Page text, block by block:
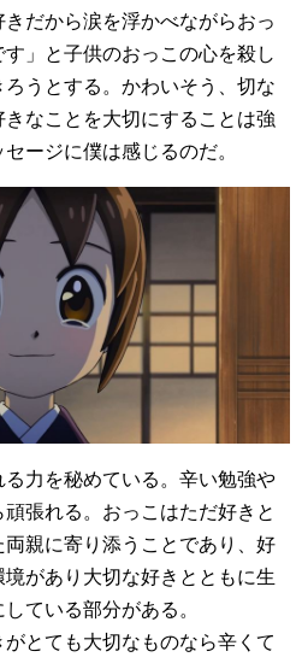
だから涙を浮かべながらおっ
」と子供のおっこの心を殺し
うとする。かわいそう、切な
なことを大切にすることは強
ージに僕は感じるのだ。
力を秘めている。辛い勉強や
張れる。おっこはただ好きと
親に寄り添うことであり、好
があり大切な好きとともに生
ている部分がある。
とても大切なものなら辛くて